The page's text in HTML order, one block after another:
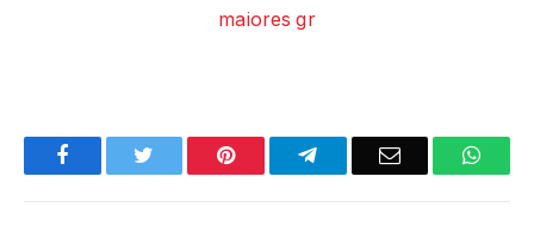
Facebook Pinterest TelegramEmail